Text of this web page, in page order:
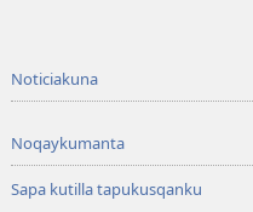
Noticiakuna
Noqaykumanta
Sapa kutilla tapukusqanku